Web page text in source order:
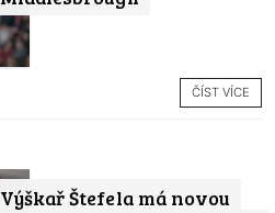
ČÍST VÍCE
Výškař Štefela má novou